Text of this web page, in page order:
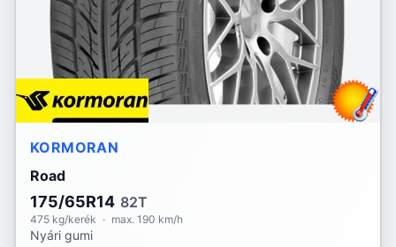
RoadX
Rotalla
Royal Black
Sailun
Sebring
KORMORAN
Road
175/65R14 82T
475 kg/kerék · max. 190 km/h
Nyári gumi